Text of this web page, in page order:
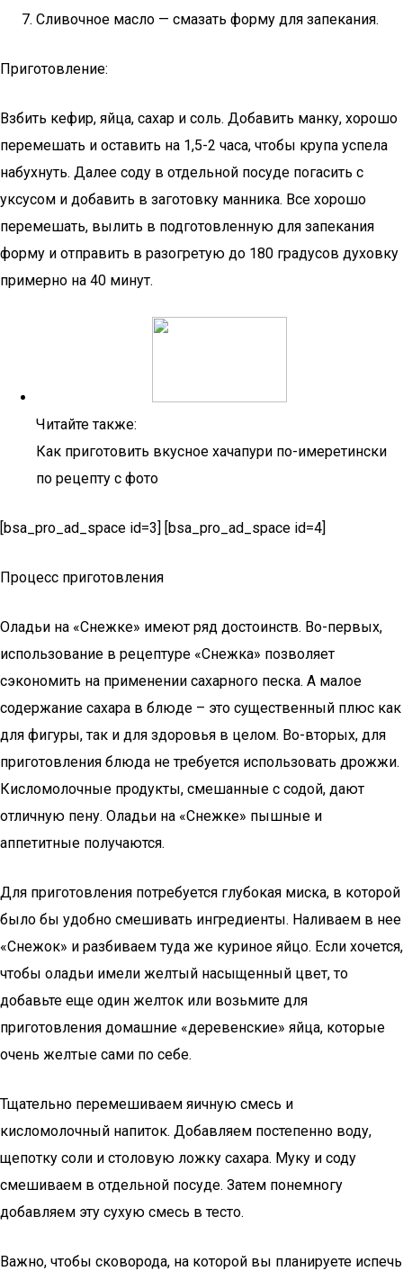
Сливочное масло — смазать форму для запекания.
Приготовление:
Взбить кефир, яйца, сахар и соль. Добавить манку, хорошо
перемешать и оставить на 1,5-2 часа, чтобы крупа успела
набухнуть. Далее соду в отдельной посуде погасить с
уксусом и добавить в заготовку манника. Все хорошо
перемешать, вылить в подготовленную для запекания
форму и отправить в разогретую до 180 градусов духовку
примерно на 40 минут.
Читайте также:
Как приготовить вкусное хачапури по-имеретински
по рецепту с фото
[bsa_pro_ad_space id=3] [bsa_pro_ad_space id=4]
Процесс приготовления
Оладьи на «Снежке» имеют ряд достоинств. Во-первых,
использование в рецептуре «Снежка» позволяет
сэкономить на применении сахарного песка. А малое
содержание сахара в блюде – это существенный плюс как
для фигуры, так и для здоровья в целом. Во-вторых, для
приготовления блюда не требуется использовать дрожжи.
Кисломолочные продукты, смешанные с содой, дают
отличную пену. Оладьи на «Снежке» пышные и
аппетитные получаются.
Для приготовления потребуется глубокая миска, в которой
было бы удобно смешивать ингредиенты. Наливаем в нее
«Снежок» и разбиваем туда же куриное яйцо. Если хочется,
чтобы оладьи имели желтый насыщенный цвет, то
добавьте еще один желток или возьмите для
приготовления домашние «деревенские» яйца, которые
очень желтые сами по себе.
Тщательно перемешиваем яичную смесь и
кисломолочный напиток. Добавляем постепенно воду,
щепотку соли и столовую ложку сахара. Муку и соду
смешиваем в отдельной посуде. Затем понемногу
добавляем эту сухую смесь в тесто.
Важно, чтобы сковорода, на которой вы планируете испечь